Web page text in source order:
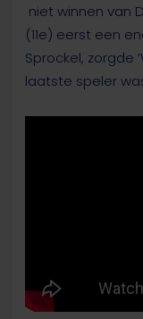
niet winnen van
(11e) eerst een
Sprockel, zorgde
laatste speler